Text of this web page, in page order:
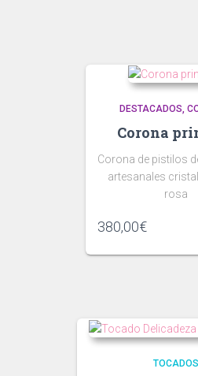
DESTACADOS
Corona
Corona de pistilos
artesanales
rosa
380,00€
TOCADOS